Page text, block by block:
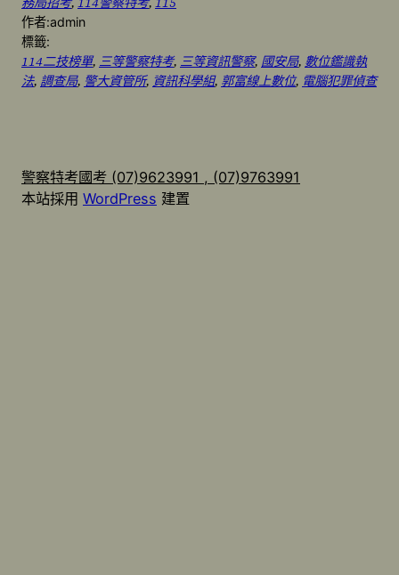
作者:admin
標籤:
114二技榜單, 三等警察特考, 三等資訊警察, 國安局, 數位鑑識執
法, 調查局, 警大資管所, 資訊科學組, 郭富線上數位, 電腦犯罪偵查
警察特考國考 (07)9623991 , (07)9763991
本站採用 WordPress 建置